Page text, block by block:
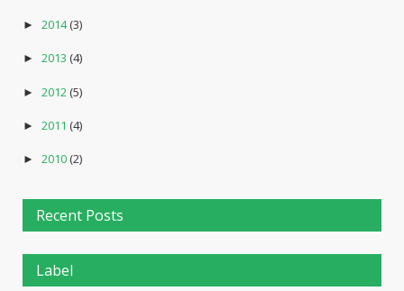
► 2014(3)
► 2013 (4)
► 2012 (5)
► 2011 (4)
► 2010(2)
Recent Posts
Label